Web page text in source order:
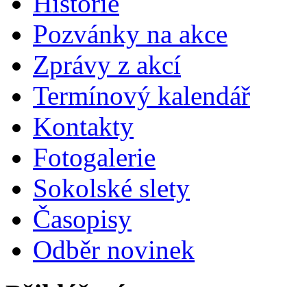
Pozvánky na akce
Zprávy z akcí
Termínový kalendář
Kontakty
Fotogalerie
Sokolské slety
Časopisy
Odběr novinek